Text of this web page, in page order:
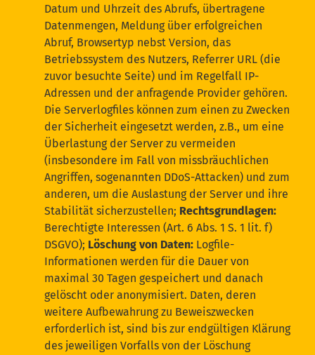
Datum und Uhrzeit des Abrufs, übertragene
Datenmengen, Meldung über erfolgreichen
Abruf, Browsertyp nebst Version, das
Betriebssystem des Nutzers, Referrer URL (die
zuvor besuchte Seite) und im Regelfall IP-
Adressen und der anfragende Provider gehören.
Die Serverlogfiles können zum einen zu Zwecken
der Sicherheit eingesetzt werden, z.B., um eine
Überlastung der Server zu vermeiden
(insbesondere im Fall von missbräuchlichen
Angriffen, sogenannten DDoS-Attacken) und zum
anderen, um die Auslastung der Server und ihre
Stabilität sicherzustellen; Rechtsgrundlagen:
Berechtigte Interessen (Art. 6 Abs. 1 S. 1 lit. f)
DSGVO); Löschung von Daten: Logfile-
Informationen werden für die Dauer von
maximal 30 Tagen gespeichert und danach
gelöscht oder anonymisiert. Daten, deren
weitere Aufbewahrung zu Beweiszwecken
erforderlich ist, sind bis zur endgültigen Klärung
des jeweiligen Vorfalls von der Löschung